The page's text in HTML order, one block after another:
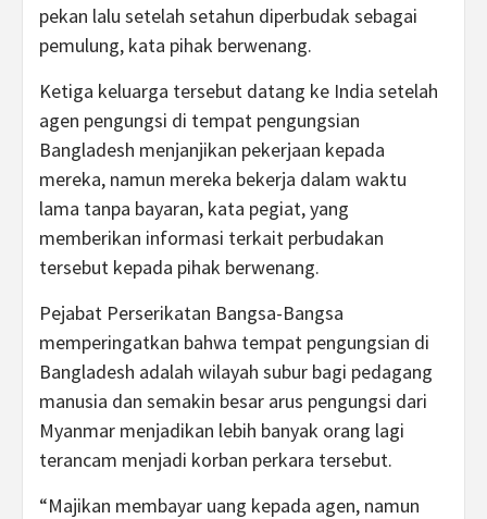
pekan lalu setelah setahun diperbudak sebagai
pemulung, kata pihak berwenang.
Ketiga keluarga tersebut datang ke India setelah
agen pengungsi di tempat pengungsian
Bangladesh menjanjikan pekerjaan kepada
mereka, namun mereka bekerja dalam waktu
lama tanpa bayaran, kata pegiat, yang
memberikan informasi terkait perbudakan
tersebut kepada pihak berwenang.
Pejabat Perserikatan Bangsa-Bangsa
memperingatkan bahwa tempat pengungsian di
Bangladesh adalah wilayah subur bagi pedagang
manusia dan semakin besar arus pengungsi dari
Myanmar menjadikan lebih banyak orang lagi
terancam menjadi korban perkara tersebut.
“Majikan membayar uang kepada agen, namun